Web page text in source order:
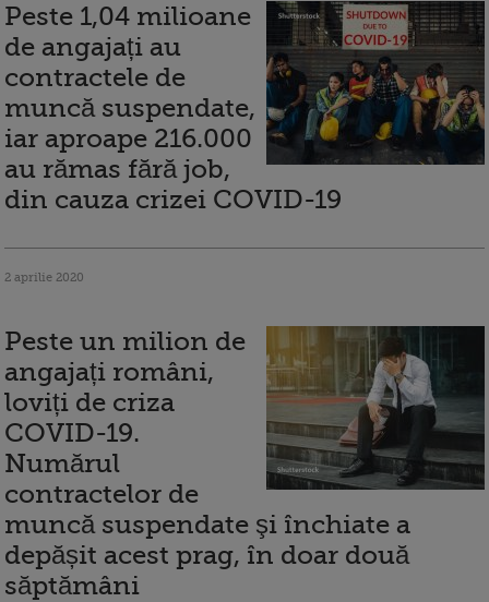
Peste 1,04 milioane
de angajați au
contractele de
muncă suspendate,
iar aproape 216.000
au rămas fără job,
din cauza crizei COVID-19
2 aprilie 2020
Peste un milion de
angajați români,
loviți de criza
COVID-19.
Numărul
contractelor de
muncă suspendate şi închiate a
depășit acest prag, în doar două
săptămâni